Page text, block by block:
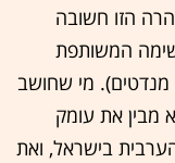
הזו חשובה
המשותפת
(שמתנדנדת נכון למועד זה בין 12 ל-13 מנדטים). מי שחושב
מבין את עומק
בישראל, ואת